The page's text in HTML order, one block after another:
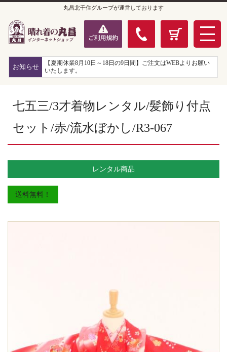
丸昌北千住グループが運営しております
お知らせ
【夏期休業8月10日～18日の9日間】ご注文はWEBよりお願い
いたします。
七五三/3才着物レンタル/髪飾り付点
セット/赤/流水ぼかし/R3-067
レンタル商品
送料無料！